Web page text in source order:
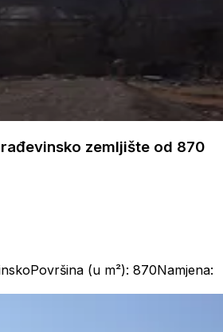
zemljište od 870
Površina (u m²): 870Namjena: